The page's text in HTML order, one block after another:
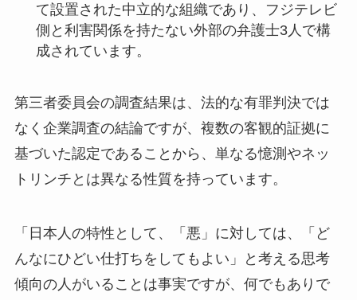
て設置された中立的な組織であり、フジテレビ
側と利害関係を持たない外部の弁護士3人で構
成されています。
第三者委員会の調査結果は、法的な有罪判決では
なく企業調査の結論ですが、複数の客観的証拠に
基づいた認定であることから、単なる憶測やネッ
トリンチとは異なる性質を持っています。
「日本人の特性として、「悪」に対しては、「ど
んなにひどい仕打ちをしてもよい」と考える思考
傾向の人がいることは事実ですが、何でもありで